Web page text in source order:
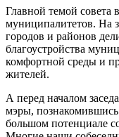
Главной темой совета
муниципалитетов. На
городов и районов
благоустройства
комфортной среды и
жителей.
А перед началом
мэры,
большом потенциале